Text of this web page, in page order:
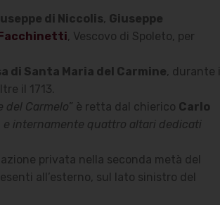
di Niccolis, Giuseppe
, Vescovo di Spoleto, per
di Santa Maria del Carmine, durante i
il 1713.
del Carmelo” è retta dal chierico Carlo
e internamente quattro altari dedicati
privata nella seconda metà del
all’esterno, sul lato sinistro del